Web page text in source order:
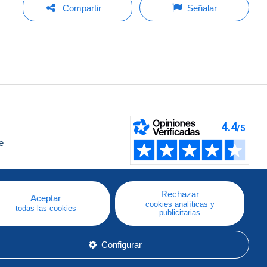
Compartir Señalar
Aceptar
todas las cookies
Rechazar
cookies analíticas y
publicitarias
Configurar